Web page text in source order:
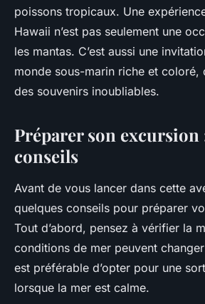
poissons tropicaux. Une
Hawaii n’est pas seulement une
les mantas. C’est aussi une
monde sous-marin riche et coloré,
des souvenirs inoubliables.
Préparer son excursion
conseils
Avant de vous lancer dans cette
quelques conseils pour préparer
Tout d’abord, pensez à vérifier la
conditions de mer peuvent
est préférable d’opter pour une
lorsque la mer est calme.